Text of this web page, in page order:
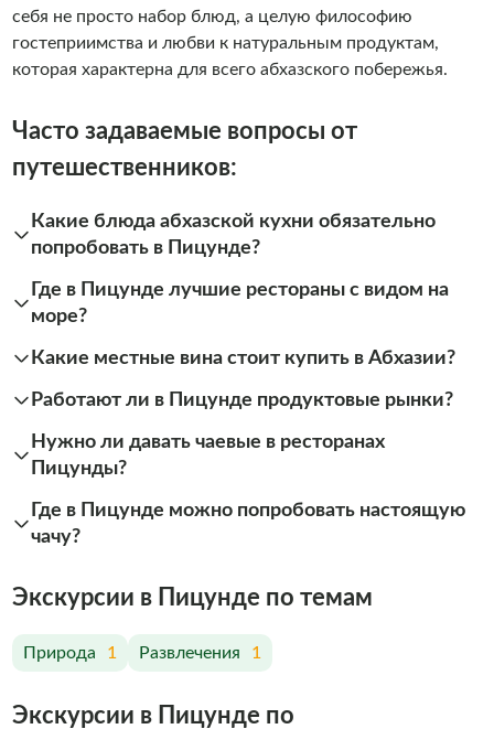
себя не просто набор блюд, а целую философию
гостеприимства и любви к натуральным продуктам,
которая характерна для всего абхазского побережья.
Часто задаваемые вопросы от
путешественников:
Какие блюда абхазской кухни обязательно
попробовать в Пицунде?
Где в Пицунде лучшие рестораны с видом на
море?
Какие местные вина стоит купить в Абхазии?
Работают ли в Пицунде продуктовые рынки?
Нужно ли давать чаевые в ресторанах
Пицунды?
Где в Пицунде можно попробовать настоящую
чачу?
Экскурсии в Пицунде по темам
Природа 1 Развлечения 1
Экскурсии в Пицунде по